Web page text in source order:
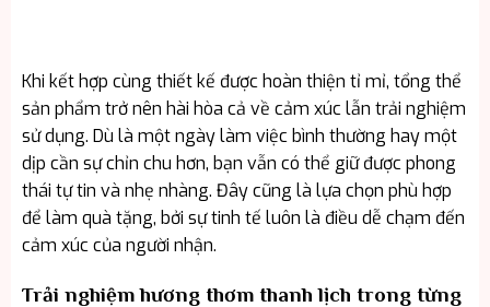
Khi kết hợp cùng thiết kế được hoàn thiện tỉ mỉ, tổng thể
sản phẩm trở nên hài hòa cả về cảm xúc lẫn trải nghiệm
sử dụng. Dù là một ngày làm việc bình thường hay một
dịp cần sự chỉn chu hơn, bạn vẫn có thể giữ được phong
thái tự tin và nhẹ nhàng. Đây cũng là lựa chọn phù hợp
để làm quà tặng, bởi sự tinh tế luôn là điều dễ chạm đến
cảm xúc của người nhận.
Trải nghiệm hương thơm thanh lịch trong từng